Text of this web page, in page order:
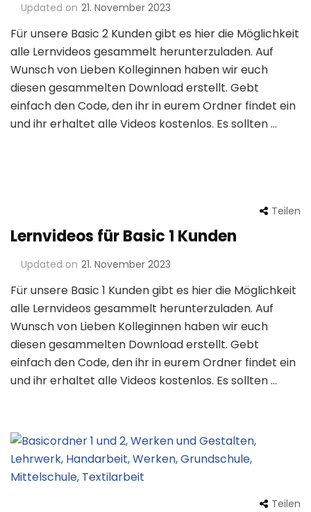
Updated on 21. November 2023
Für unsere Basic 2 Kunden gibt es hier die Möglichkeit
alle Lernvideos gesammelt herunterzuladen. Auf
Wunsch von Lieben Kolleginnen haben wir euch
diesen gesammelten Download erstellt. Gebt
einfach den Code, den ihr in eurem Ordner findet ein
und ihr erhaltet alle Videos kostenlos. Es sollten …
Teilen
Lernvideos für Basic 1 Kunden
Updated on 21. November 2023
Für unsere Basic 1 Kunden gibt es hier die Möglichkeit
alle Lernvideos gesammelt herunterzuladen. Auf
Wunsch von Lieben Kolleginnen haben wir euch
diesen gesammelten Download erstellt. Gebt
einfach den Code, den ihr in eurem Ordner findet ein
und ihr erhaltet alle Videos kostenlos. Es sollten …
Teilen